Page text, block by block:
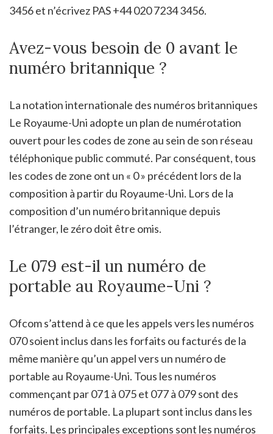
3456 et n’écrivez PAS +44 020 7234 3456.
Avez-vous besoin de 0 avant le
numéro britannique ?
La notation internationale des numéros britanniques
Le Royaume-Uni adopte un plan de numérotation
ouvert pour les codes de zone au sein de son réseau
téléphonique public commuté. Par conséquent, tous
les codes de zone ont un « 0 » précédent lors de la
composition à partir du Royaume-Uni. Lors de la
composition d’un numéro britannique depuis
l’étranger, le zéro doit être omis.
Le 079 est-il un numéro de
portable au Royaume-Uni ?
Ofcom s’attend à ce que les appels vers les numéros
070 soient inclus dans les forfaits ou facturés de la
même manière qu’un appel vers un numéro de
portable au Royaume-Uni. Tous les numéros
commençant par 071 à 075 et 077 à 079 sont des
numéros de portable. La plupart sont inclus dans les
forfaits. Les principales exceptions sont les numéros